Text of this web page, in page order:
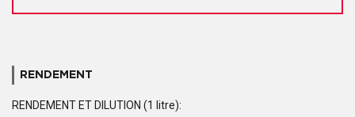
RENDEMENT
RENDEMENT ET DILUTION (1 litre):